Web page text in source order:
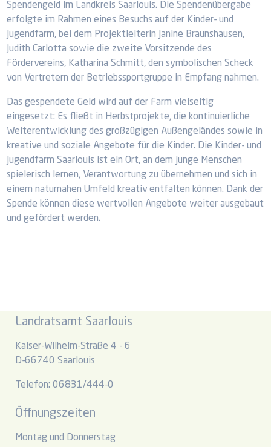
Spendengeld im Landkreis Saarlouis. Die Spendenübergabe
erfolgte im Rahmen eines Besuchs auf der Kinder- und
Jugendfarm, bei dem Projektleiterin Janine Braunshausen,
Judith Carlotta sowie die zweite Vorsitzende des
Fördervereins, Katharina Schmitt, den symbolischen Scheck
von Vertretern der Betriebssportgruppe in Empfang nahmen.
Das gespendete Geld wird auf der Farm vielseitig
eingesetzt: Es fließt in Herbstprojekte, die kontinuierliche
Weiterentwicklung des großzügigen Außengeländes sowie in
kreative und soziale Angebote für die Kinder. Die Kinder- und
Jugendfarm Saarlouis ist ein Ort, an dem junge Menschen
spielerisch lernen, Verantwortung zu übernehmen und sich in
einem naturnahen Umfeld kreativ entfalten können. Dank der
Spende können diese wertvollen Angebote weiter ausgebaut
und gefördert werden.
Landratsamt Saarlouis
Kaiser-Wilhelm-Straße 4 - 6
D-66740 Saarlouis
Telefon: 06831/444-0
Öffnungszeiten
Montag und Donnerstag